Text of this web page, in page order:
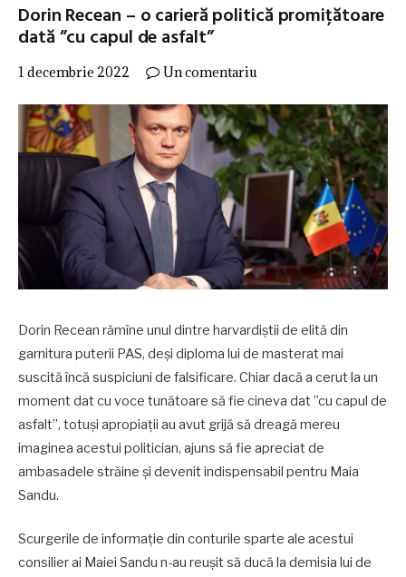
Dorin Recean – o carieră politică promițătoare
dată ”cu capul de asfalt”
1 decembrie 2022 Un comentariu
Dorin Recean rămîne unul dintre harvardiștii de elită din
garnitura puterii PAS, deși diploma lui de masterat mai
suscită încă suspiciuni de falsificare. Chiar dacă a cerut la un
moment dat cu voce tunătoare să fie cineva dat ”cu capul de
asfalt”, totuși apropiații au avut grijă să dreagă mereu
imaginea acestui politician, ajuns să fie apreciat de
ambasadele străine și devenit indispensabil pentru Maia
Sandu.
Scurgerile de informație din conturile sparte ale acestui
consilier ai Maiei Sandu n-au reușit să ducă la demisia lui de